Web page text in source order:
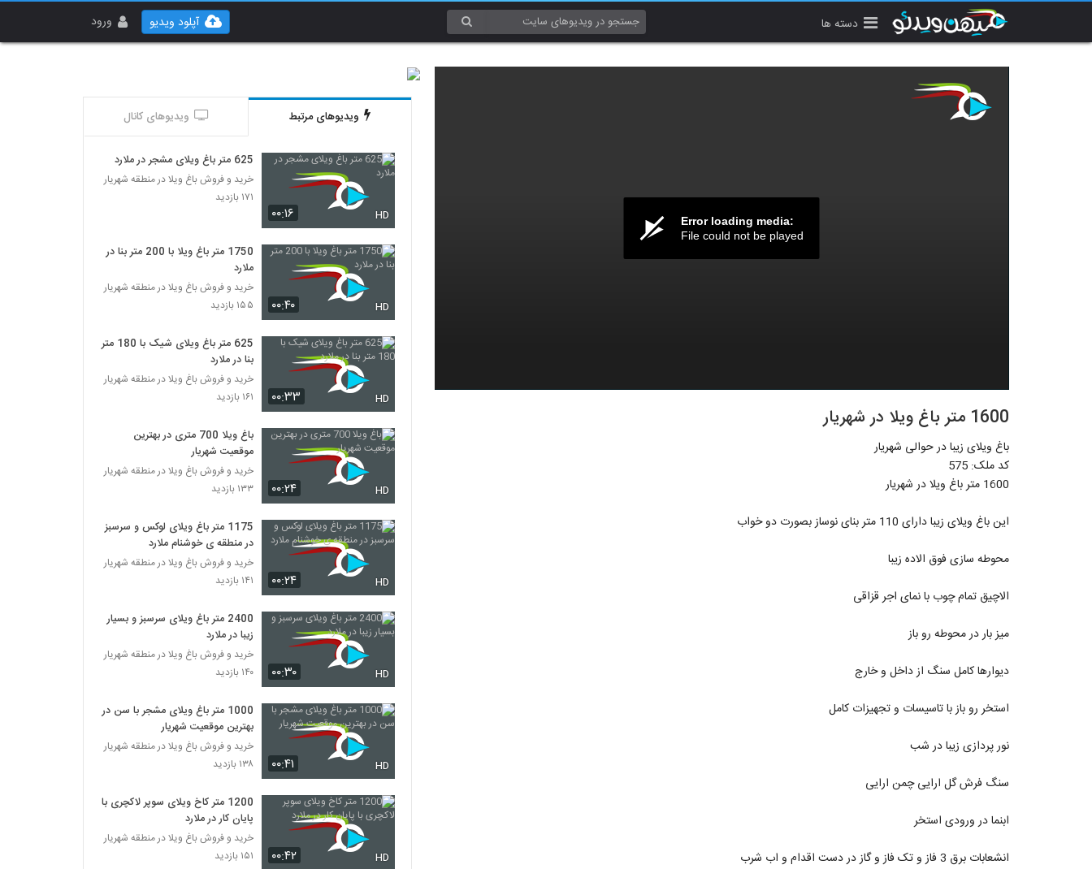
دسته ها ورود آپلود ویدیو
Error loading media:
File could not be played
1600 متر باغ ویلا در شهریار
باغ ویلای زیبا در حوالی شهریار
کد ملک: 575
1600 متر باغ ویلا در شهریار
این باغ ویلای زیبا دارای 110 متر بنای نوساز بصورت دو خواب
محوطه سازی فوق الاده زیبا
الاچیق تمام چوب با نمای اجر قزاقی
میز بار در محوطه رو باز
دیوارها کامل سنگ از داخل و خارج
استخر رو باز با تاسیسات و تجهیزات کامل
نور پردازی زیبا در شب
سنگ فرش گل ارایی چمن ارایی
ابنما در ورودی استخر
انشعابات برق 3 فاز و تک فاز و گاز در دست اقدام و اب شرب
ویدیوهای مرتبط ویدیوهای کانال
۰۰:۱۶ HD
625 متر باغ ویلای مشجر در ملارد
خرید و فروش باغ ویلا در منطقه شهریار
۱۷۱ بازدید
۰۰:۴۰ HD
1750 متر باغ ویلا با 200 متر بنا در
ملارد
خرید و فروش باغ ویلا در منطقه شهریار
۱۵۵ بازدید
۰۰:۳۳ HD
625 متر باغ ویلای شیک با 180 متر
بنا در ملارد
خرید و فروش باغ ویلا در منطقه شهریار
۱۶۱ بازدید
۰۰:۲۴ HD
باغ ویلا 700 متری در بهترین
موقعیت شهریار
خرید و فروش باغ ویلا در منطقه شهریار
۱۳۳ بازدید
۰۰:۲۴ HD
1175 متر باغ ویلای لوکس و سرسبز
در منطقه ی خوشنام ملارد
خرید و فروش باغ ویلا در منطقه شهریار
۱۴۱ بازدید
۰۰:۳۰ HD
2400 متر باغ ویلای سرسبز و بسیار
زیبا در ملارد
خرید و فروش باغ ویلا در منطقه شهریار
۱۴۰ بازدید
۰۰:۴۱ HD
1000 متر باغ ویلای مشجر با سن در
بهترین موقعیت شهریار
خرید و فروش باغ ویلا در منطقه شهریار
۱۳۸ بازدید
۰۰:۴۲ HD
1200 متر کاخ ویلای سوپر لاکچری با
پایان کار در ملارد
خرید و فروش باغ ویلا در منطقه شهریار
۱۵۱ بازدید